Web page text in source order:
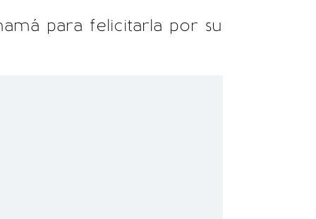
para felicitarla por su